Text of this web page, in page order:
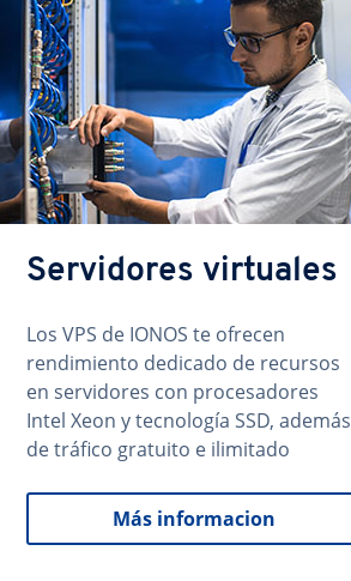
Servidores virtuales
Los VPS de IONOS te ofrecen
rendimiento dedicado de recursos
en servidores con procesadores
Intel Xeon y tecnología SSD, además
de tráfico gratuito e ilimitado
Más informacion